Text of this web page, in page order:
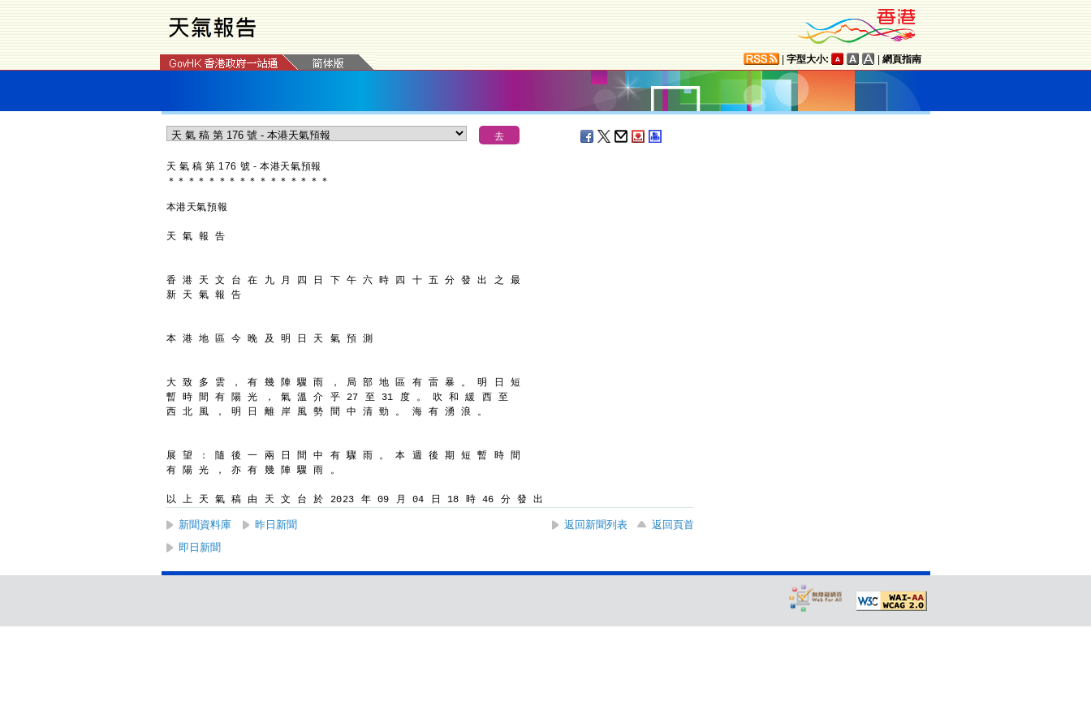
字型大小: 網頁指南
天 氣 稿 第 176 號 - 本港天氣預報
＊ ＊ ＊ ＊ ＊ ＊ ＊ ＊ ＊ ＊ ＊ ＊ ＊ ＊ ＊ ＊
本港天氣預報
天 氣 報 告
香 港 天 文 台 在 九 月 四 日 下 午 六 時 四 十 五 分 發 出 之 最
新 天 氣 報 告
本 港 地 區 今 晚 及 明 日 天 氣 預 測
大 致 多 雲 ， 有 幾 陣 驟 雨 ， 局 部 地 區 有 雷 暴 。 明 日 短
暫 時 間 有 陽 光 ， 氣 溫 介 乎 27 至 31 度 。 吹 和 緩 西 至
西 北 風 ， 明 日 離 岸 風 勢 間 中 清 勁 。 海 有 湧 浪 。
展 望 ： 隨 後 一 兩 日 間 中 有 驟 雨 。 本 週 後 期 短 暫 時 間
有 陽 光 ， 亦 有 幾 陣 驟 雨 。
以 上 天 氣 稿 由 天 文 台 於 2023 年 09 月 04 日 18 時 46 分 發 出
新聞資料庫 昨日新聞 返回新聞列表
返回頁首
即日新聞